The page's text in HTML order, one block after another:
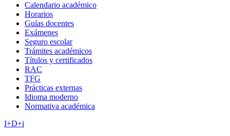
Calendario académico
Horarios
Guías docentes
Exámenes
Seguro escolar
Trámites académicos
Títulos y certificados
RAC
TFG
Prácticas externas
Idioma moderno
Normativa académica
I+D+i